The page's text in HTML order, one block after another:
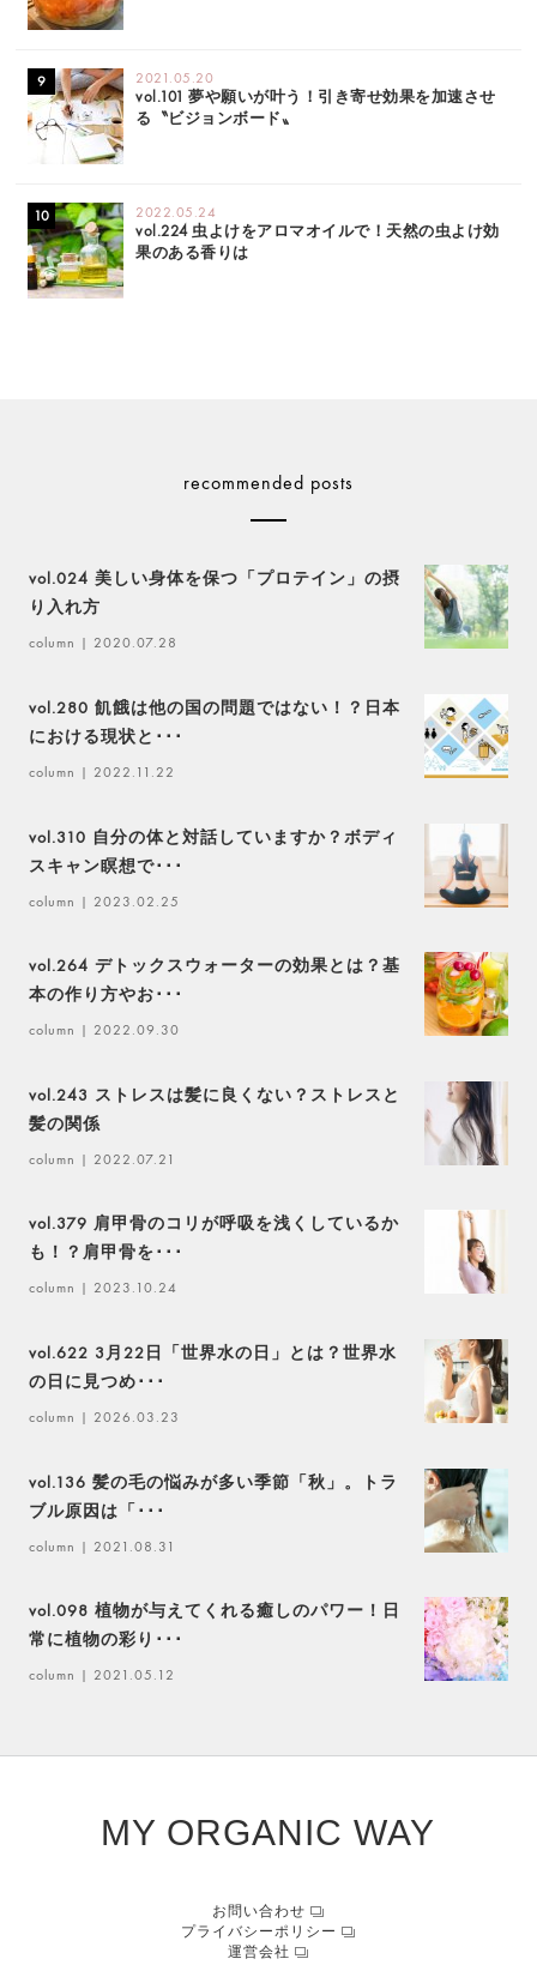
2021.05.20
vol.101 夢や願いが叶う！引き寄せ効果を加速させ
る〝ビジョンボード〟
2022.05.24
vol.224 虫よけをアロマオイルで！天然の虫よけ効
果のある香りは
recommended posts
vol.024 美しい身体を保つ「プロテイン」の摂
り入れ方
column | 2020.07.28
vol.280 飢餓は他の国の問題ではない！？日本
における現状と･･･
column | 2022.11.22
vol.310 自分の体と対話していますか？ボディ
スキャン瞑想で･･･
column | 2023.02.25
vol.264 デトックスウォーターの効果とは？基
本の作り方やお･･･
column | 2022.09.30
vol.243 ストレスは髪に良くない？ストレスと
髪の関係
column | 2022.07.21
vol.379 肩甲骨のコリが呼吸を浅くしているか
も！？肩甲骨を･･･
column | 2023.10.24
vol.622 3月22日「世界水の日」とは？世界水
の日に見つめ･･･
column | 2026.03.23
vol.136 髪の毛の悩みが多い季節「秋」。トラ
ブル原因は「･･･
column | 2021.08.31
vol.098 植物が与えてくれる癒しのパワー！日
常に植物の彩り･･･
column | 2021.05.12
MY ORGANIC WAY
お問い合わせ
プライバシーポリシー
運営会社